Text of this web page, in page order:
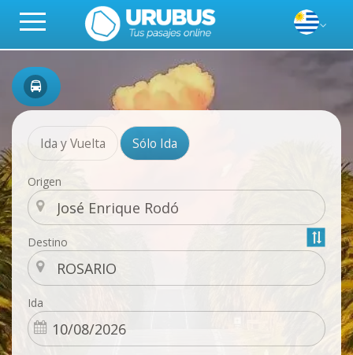
Ida y Vuelta Sólo Ida
Origen
Destino
Ida